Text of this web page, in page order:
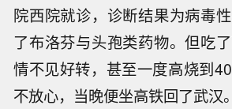
院西院就诊，诊断结果为病毒
了布洛芬与头孢类药物。但吃
情不见好转，甚至一度高烧到
不放心，当晚便坐高铁回了武汉。